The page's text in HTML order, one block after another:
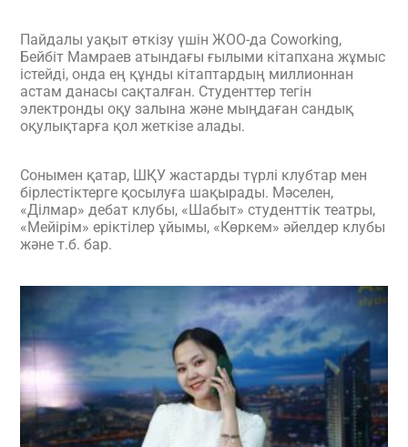
Пайдалы уақыт өткізу үшін ЖОО-да Coworking,
Бейбіт Мамраев атындағы ғылыми кітапхана жұмыс
істейді, онда ең құнды кітаптардың миллионнан
астам данасы сақталған. Студенттер тегін
электронды оқу залына және мыңдаған сандық
оқулықтарға қол жеткізе алады.
Сонымен қатар, ШҚУ жастарды түрлі клубтар мен
бірлестіктерге қосылуға шақырады. Мәселен,
«Ділмар» дебат клубы, «Шабыт» студенттік театры,
«Мейірім» еріктілер ұйымы, «Көркем» әйелдер клубы
және т.б. бар.